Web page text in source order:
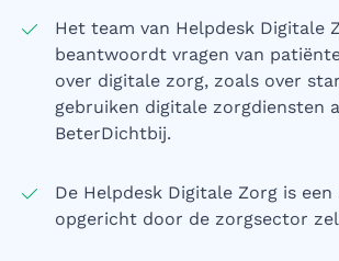
Het team van Helpdesk Digitale
beantwoordt vragen van
over digitale zorg, zoals over
gebruiken digitale zorgdiensten
BeterDichtbij.
De Helpdesk Digitale Zorg is
opgericht door de zorgsector